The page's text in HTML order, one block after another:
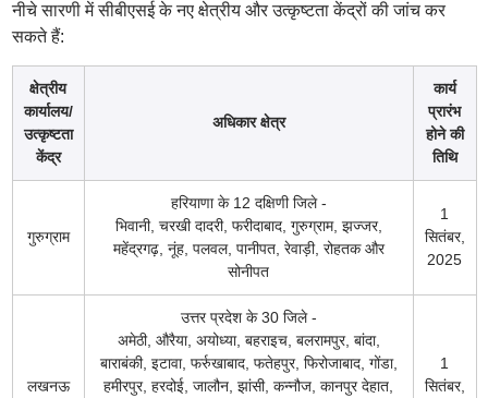
नीचे सारणी में सीबीएसई के नए क्षेत्रीय और उत्कृष्टता केंद्रों की जांच कर
सकते हैं:
क्षेत्रीय
कार्यालय/
उत्कृष्टता
केंद्र
अधिकार क्षेत्र
कार्य
प्रारंभ
होने की
तिथि
गुरुग्राम
हरियाणा के 12 दक्षिणी जिले -
भिवानी, चरखी दादरी, फरीदाबाद, गुरुग्राम, झज्जर,
महेंद्रगढ़, नूंह, पलवल, पानीपत, रेवाड़ी, रोहतक और
सोनीपत
1
सितंबर,
2025
लखनऊ
उत्तर प्रदेश के 30 जिले -
अमेठी, औरैया, अयोध्या, बहराइच, बलरामपुर, बांदा,
बाराबंकी, इटावा, फर्रुखाबाद, फतेहपुर, फिरोजाबाद, गोंडा,
हमीरपुर, हरदोई, जालौन, झांसी, कन्नौज, कानपुर देहात,
1
सितंबर,